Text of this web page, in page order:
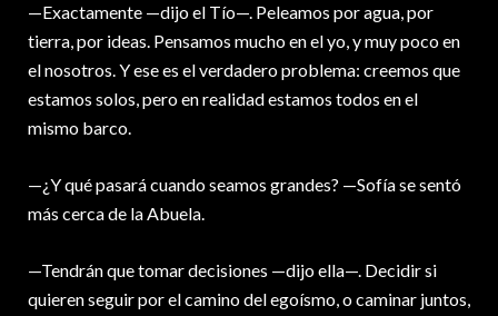
—Exactamente —dijo el Tío—. Peleamos por agua, por
tierra, por ideas. Pensamos mucho en el yo, y muy poco en
el nosotros. Y ese es el verdadero problema: creemos que
estamos solos, pero en realidad estamos todos en el
mismo barco.
—¿Y qué pasará cuando seamos grandes? —Sofía se sentó
más cerca de la Abuela.
—Tendrán que tomar decisiones —dijo ella—. Decidir si
quieren seguir por el camino del egoísmo, o caminar juntos,